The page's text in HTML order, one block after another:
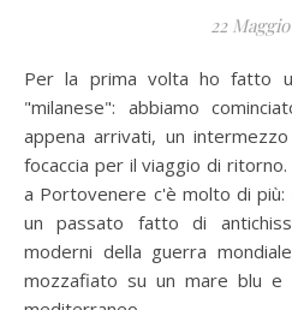
22
Per la prima volta ho fatto un gita in Liguria da vera
"milanese": abbiamo
appena arrivati, un
focaccia per il viaggio di
a Portovenere c'è molto di più:
un passato fatto di
moderni della guerra
mozzafiato su un mare blu e